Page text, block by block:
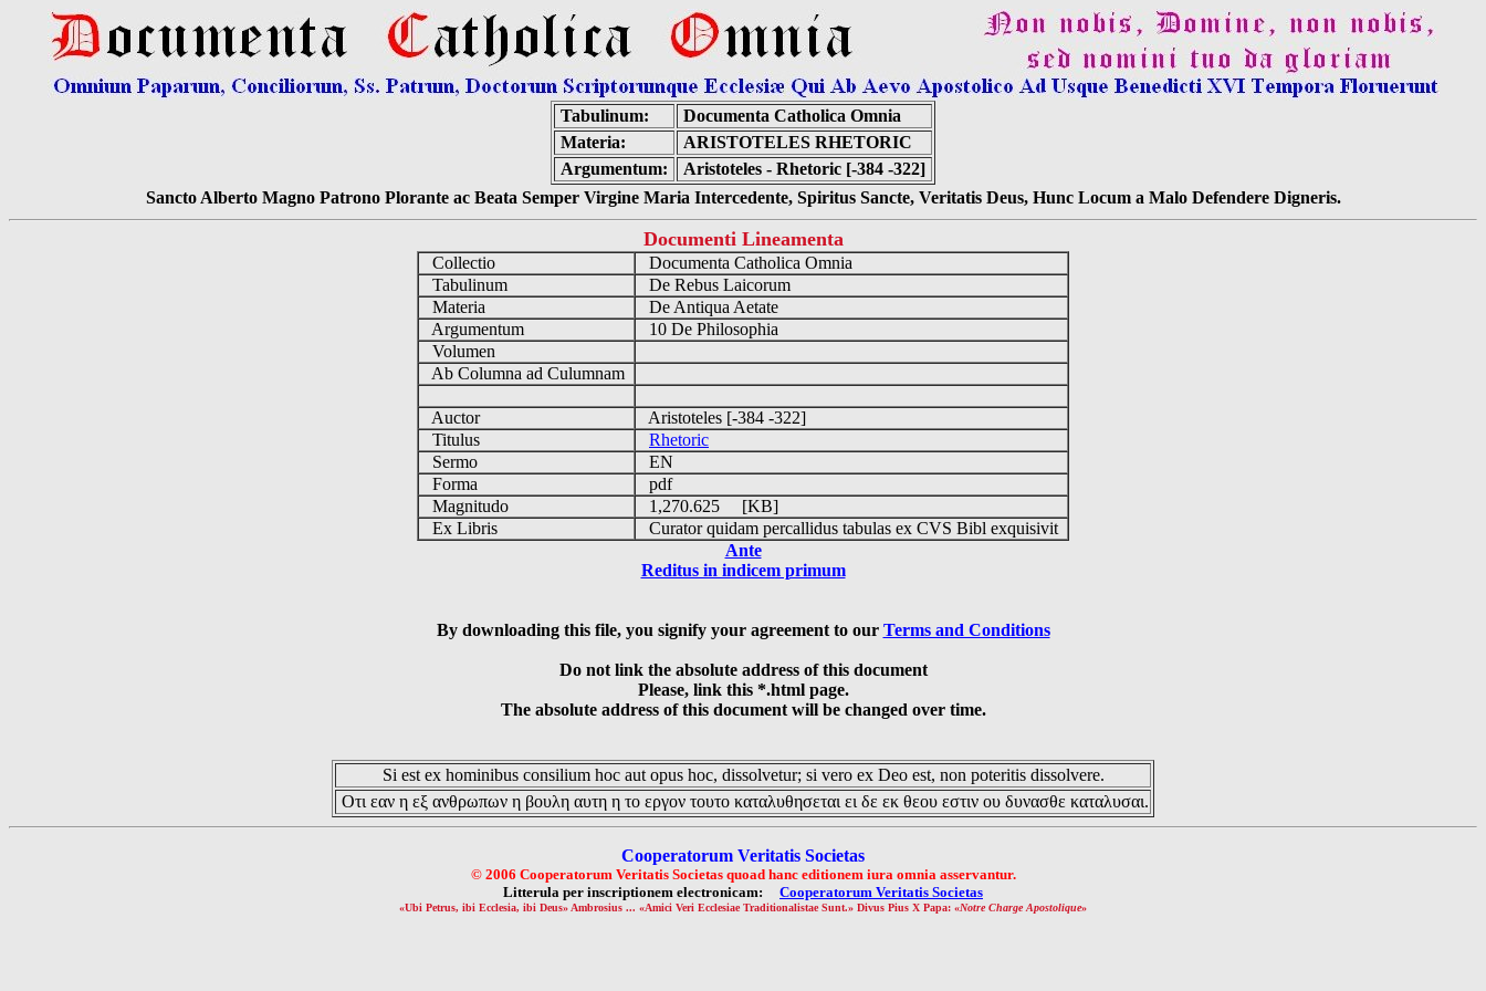
Tabulinum:
Documenta Catholica Omnia
Materia:
ARISTOTELES RHETORIC
Argumentum:
Aristoteles - Rhetoric [-384 -322]
Sancto Alberto Magno Patrono Plorante ac Beata Semper Virgine Maria Intercedente, Spiritus Sancte, Veritatis Deus, Hunc Locum a Malo Defendere Digneris.
Documenti Lineamenta
Collectio
Documenta Catholica Omnia
Tabulinum
De Rebus Laicorum
Materia
De Antiqua Aetate
Argumentum
10 De Philosophia
Volumen
Ab Columna ad Culumnam
Auctor
Aristoteles [-384 -322]
Titulus
Rhetoric
Sermo
EN
Forma
pdf
Magnitudo
1,270.625 [KB]
Ex Libris
Curator quidam percallidus tabulas ex CVS Bibl exquisivit
Ante
Reditus in indicem primum
By downloading this file, you signify your agreement to our Terms and Conditions
Do not link the absolute address of this document
Please, link this *.html page.
The absolute address of this document will be changed over time.
Si est ex hominibus consilium hoc aut opus hoc, dissolvetur; si vero ex Deo est, non poteritis dissolvere.
Οτι εαν η εξ ανθρωπων η βουλη αυτη η το εργον τουτο καταλυθησεται ει δε εκ θεου εστιν ου δυνασθε καταλυσαι.
Cooperatorum Veritatis Societas
© 2006 Cooperatorum Veritatis Societas quoad hanc editionem iura omnia asservantur.
Litterula per inscriptionem electronicam: Cooperatorum Veritatis Societas
«Ubi Petrus, ibi Ecclesia, ibi Deus» Ambrosius ... «Amici Veri Ecclesiae Traditionalistae Sunt.» Divus Pius X Papa: «Notre Charge Apostolique»